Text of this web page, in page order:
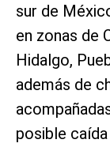
sur de
en zonas de
Hidalgo,
además de
posible